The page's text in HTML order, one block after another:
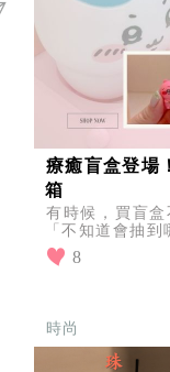
療癒盲盒登場
箱
有時候，買盲
「不知道會抽
超人氣IP盲盒報
到你的命定收藏！
8
時尚